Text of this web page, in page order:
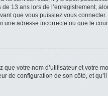
13 ans lors de l’enregistrement,
que vous puissiez vous
adresse incorrecte ou que le
votre nom d’utilisateur et votre
de configuration de son côté, et